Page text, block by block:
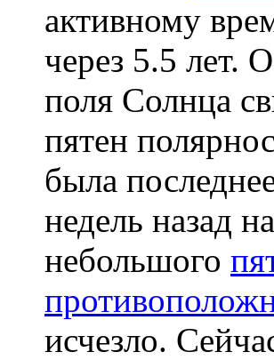
активному
через 5.5 лет.
поля Солнца
пятен
была
недель назад
небольшого
исчезло.